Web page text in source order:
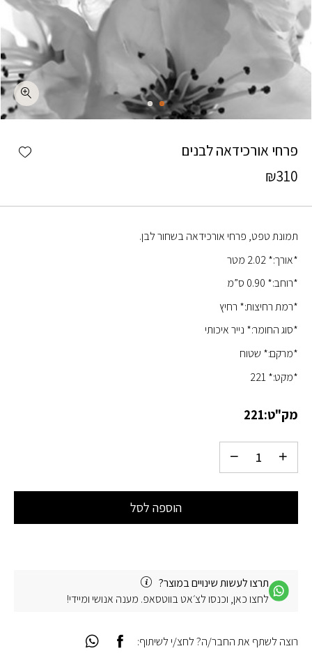
פרחי אורכידאה לבנים
₪310
תמונת טפט, פרחי אורכידאה בשחור לבן.
*אורך:* 2.02 מטר
*רוחב:* 0.90 ס”מ
*רמת רחיצות:* רחיץ
*סוג החומר:* נייר איכותי
*מרקם:* שטוח
*מקט:* 221
מק"ט:221
הוספה לסל
תרצו לעשות שינויים במוצר?
לחצו כאן, וכנסו לצ׳אט בווטסאפ. מענה אנושי ומיידי!
רוצה לשתף את החבר/ה? לחצ/י לשיתוף: